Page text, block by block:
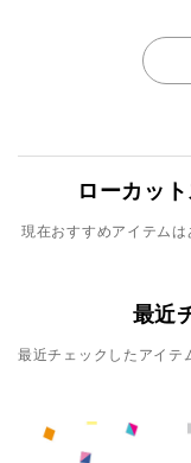
ローカッ
現在おすすめアイテムは
最近
最近チェックしたアイテ